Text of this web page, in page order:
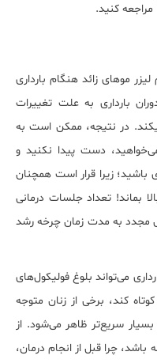
مراجعه کنید.
موهای زائد هنگام بارداری
بارداری به علت تغییرات
هورمونی رشد موهای زائد افزایش پیدا می‎کند. در نتیجه، ممکن است به
می‌خواهید، دست پیدا نکنید و
باشید؛ زیرا قرار است همچنان
بماند! تعداد جلسات درمانی
مجدد به مدت زمان چرخه رشد
می‌تواند بلوغ فولیکول‌های
کند، برخی از زنان متوجه
سریع‌تر ظاهر می‌شود. از
باشد، چرا قبل از انجام درمان،